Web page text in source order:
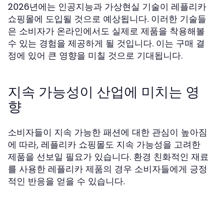
2026년에는 인공지능과 가상현실 기술이 레플리카
쇼핑몰에 도입될 것으로 예상됩니다. 이러한 기술들
은 소비자가 온라인에서도 실제로 제품을 착용해볼
수 있는 경험을 제공하게 될 것입니다. 이는 구매 결
정에 있어 큰 영향을 미칠 것으로 기대됩니다.
지속 가능성이 산업에 미치는 영
향
소비자들이 지속 가능한 패션에 대한 관심이 높아짐
에 따라, 레플리카 쇼핑몰도 지속 가능성을 고려한
제품을 선보일 필요가 있습니다. 환경 친화적인 재료
를 사용한 레플리카 제품의 경우 소비자들에게 긍정
적인 반응을 얻을 수 있습니다.